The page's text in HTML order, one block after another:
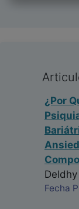
¿Por
Fecha